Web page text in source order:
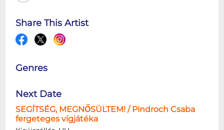
Share This Artist
Genres
Next Date
SEGÍTSÉG, MEGNŐSÜLTEM! / Pindroch Csaba
fergeteges vígjátéka